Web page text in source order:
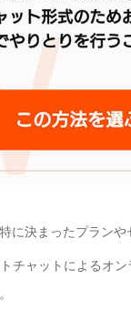
に決まったプランや
チャットによるオ